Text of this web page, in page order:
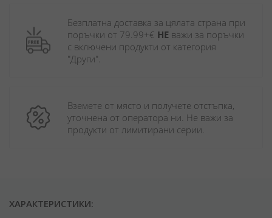
Безплатна доставка за цялата страна при
поръчки от 79.99+€ НЕ важи за поръчки
с включени продукти от категория
"Други".
Вземете от място и получете отстъпка,
уточнена от оператора ни. Не важи за
продукти от лимитирани серии.
ХАРАКТЕРИСТИКИ: